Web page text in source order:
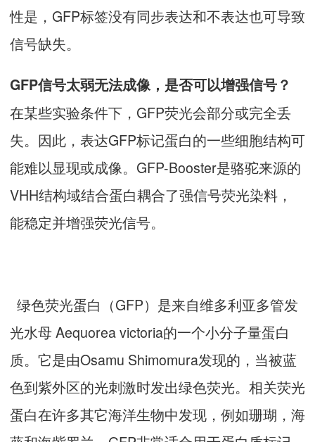
性是，GFP标签没有同步表达和不表达也可导致
信号缺失。
GFP信号太弱无法成像，是否可以增强信号？
在某些实验条件下，GFP荧光会部分或完全丢
失。因此，表达GFP标记蛋白的一些细胞结构可
能难以显现或成像。GFP-Booster是骆驼来源的
VHH结构域结合蛋白耦合了强信号荧光染料，
能稳定并增强荧光信号。
绿色荧光蛋白（GFP）是来自维多利亚多管发
光水母 Aequorea victoria的一个小分子量蛋白
质。它是由Osamu Shimomura发现的，当被蓝
色到紫外区的光刺激时发出绿色荧光。相关荧光
蛋白在许多其它海洋生物中发现，例如珊瑚，海